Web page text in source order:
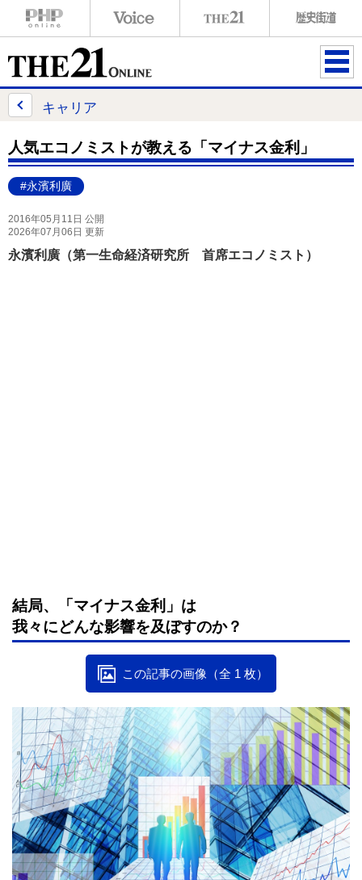
ME
キャリア
人気エコノミストが教える「マイナス金利」
#永濱利廣
2016年05月11日 公開
2026年07月06日 更新
永濱利廣（第一生命経済研究所 首席エコノミスト）
結局、「マイナス金利」は
我々にどんな影響を及ぼすのか？
この記事の画像（全 1 枚）